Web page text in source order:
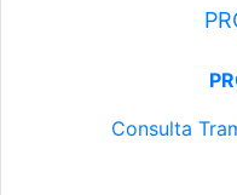
Consulta